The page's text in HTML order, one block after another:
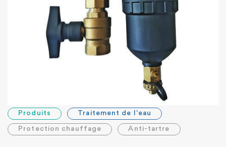
Produits Traitement de l'eau
Protection chauffage Anti-tartre